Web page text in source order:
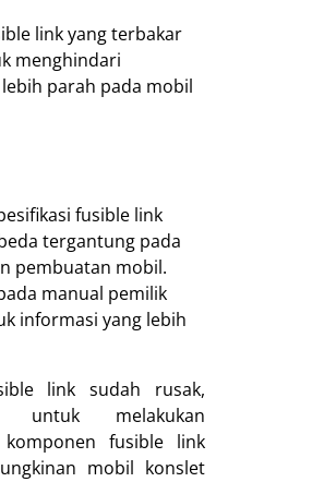
link yang terbakar
menghindari
parah pada mobil
fusible link
tergantung pada
pembuatan mobil.
manual pemilik
informasi yang lebih
link sudah rusak,
untuk melakukan
fusible link
mobil konslet